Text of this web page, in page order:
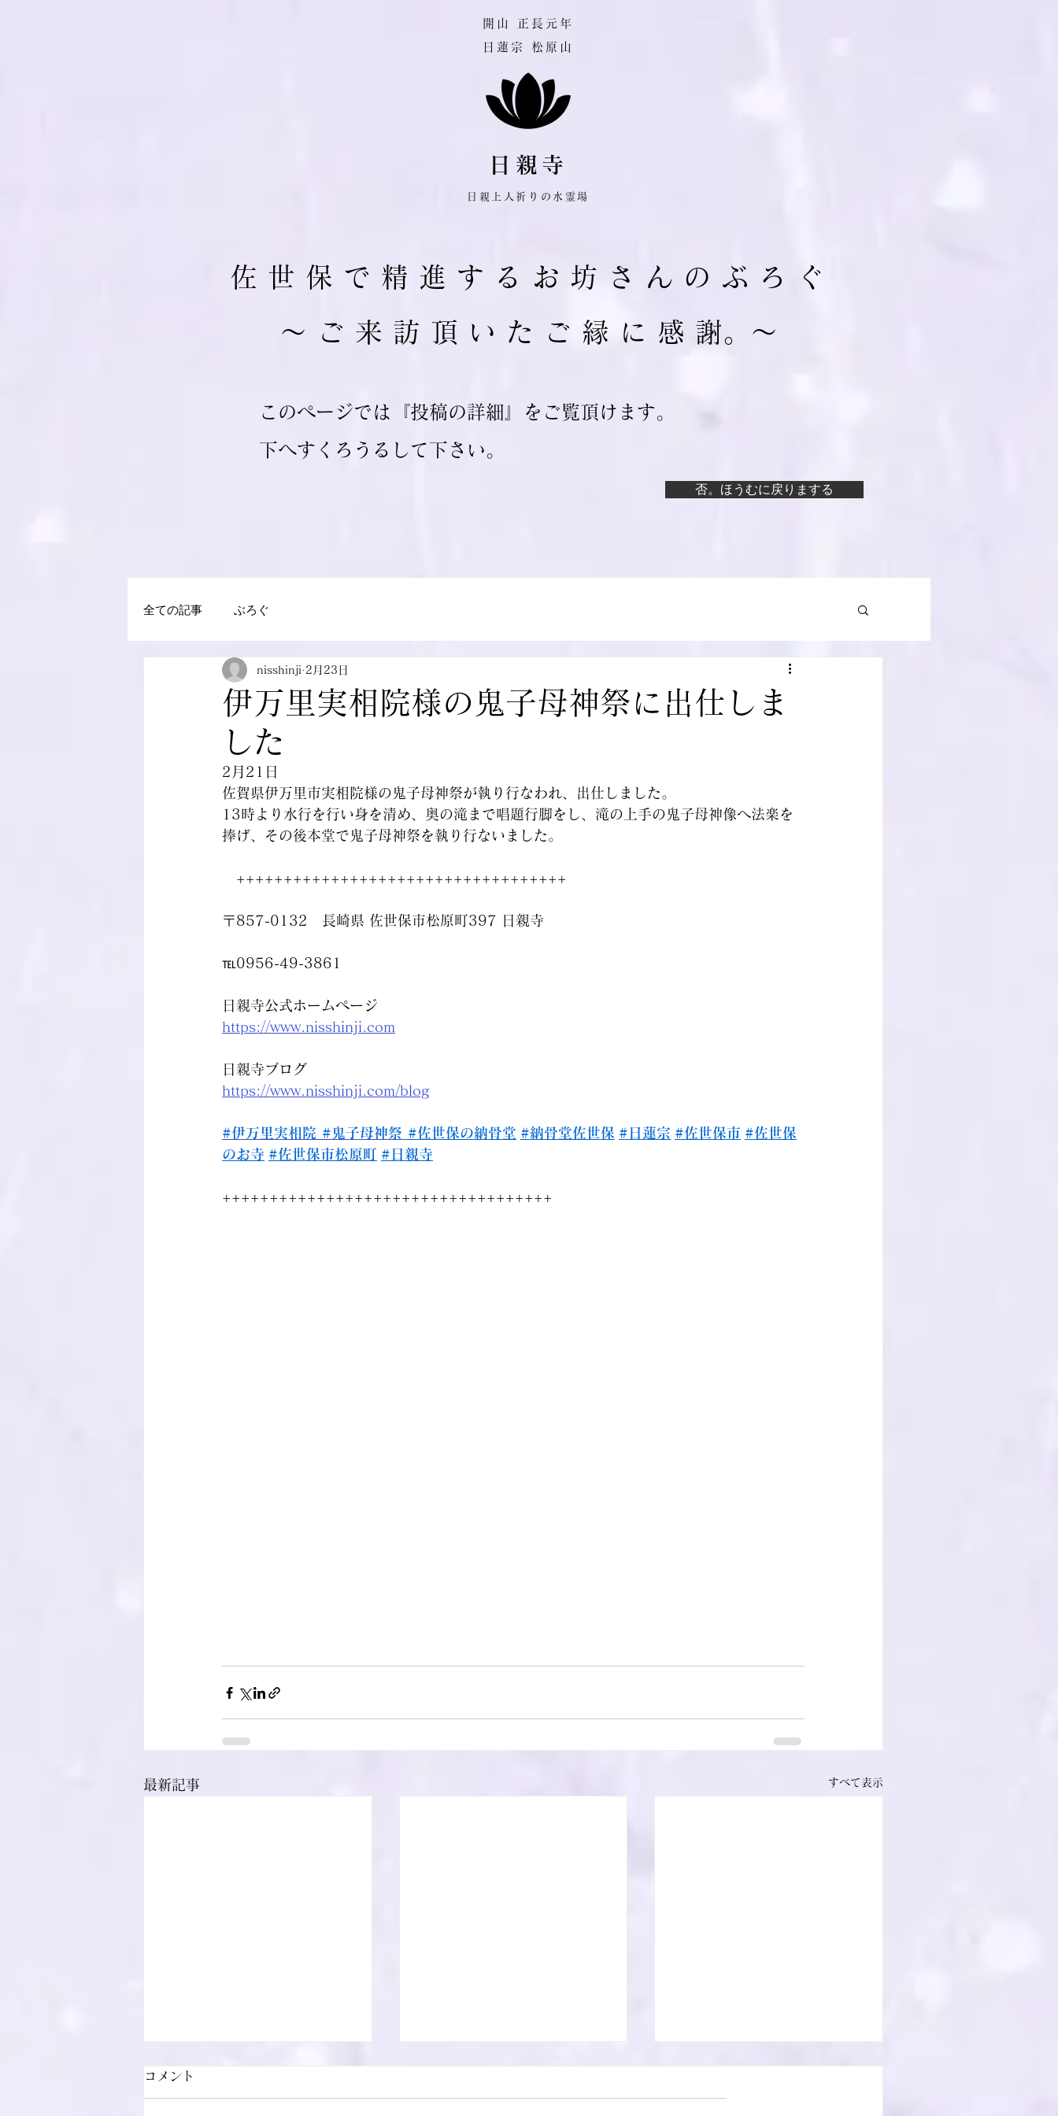
​開山 正長元年
日蓮宗 松原山
日親寺
日親上人祈りの水霊場
佐 世 保 で 精 進 す る お 坊 さ ん の ぶ ろ ぐ
​～ ご 来 訪 頂 い た ご 縁 に 感 謝。～
このページでは『投稿の詳細』をご覧頂けます。
​下へすくろうるして下さい。
否。ほうむに戻りまする
全ての記事 ぶろぐ
伊万里実相院様の鬼子母神祭に出仕しま
した
nisshinji 2月23日
2月21日
佐賀県伊万里市実相院様の鬼子母神祭が執り行なわれ、出仕しました。
13時より水行を行い身を清め、奥の滝まで唱題行脚をし、滝の上手の鬼子母神像へ法楽を
捧げ、その後本堂で鬼子母神祭を執り行ないました。
+++++++++++++++++++++++++++++++++++
〒857-0132　長崎県 佐世保市松原町397 日親寺
℡0956-49-3861
日親寺公式ホームページ
https://www.nisshinji.com
日親寺ブログ
https://www.nisshinji.com/blog
#伊万里実相院 #鬼子母神祭 #佐世保の納骨堂 #納骨堂佐世保 #日蓮宗 #佐世保市 #佐世保
のお寺 #佐世保市松原町 #日親寺
+++++++++++++++++++++++++++++++++++
最新記事 すべて表示
コメント